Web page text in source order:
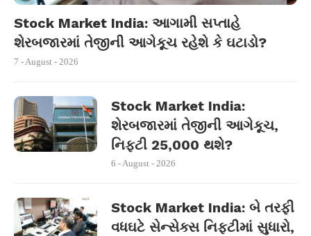
Stock Market India: આગામી સપ્તાહે
શેરબજારમાં તેજીની આગેકૂચ રહેશે કે ઘટાડો?
7 - August - 2026
Stock Market India:
શેરબજારમાં તેજીની આગેકૂચ,
નિફ્ટી 25,000 થશે?
6 - August - 2026
Stock Market India: બે તરફી
વધઘટે સેન્સેક્સ નિફ્ટીમાં સુધારો,